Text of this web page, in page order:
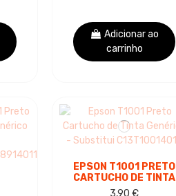
Adicionar ao
carrinho
EPSON T1001 PRETO
CARTUCHO DE TINTA
GENÉRICO -